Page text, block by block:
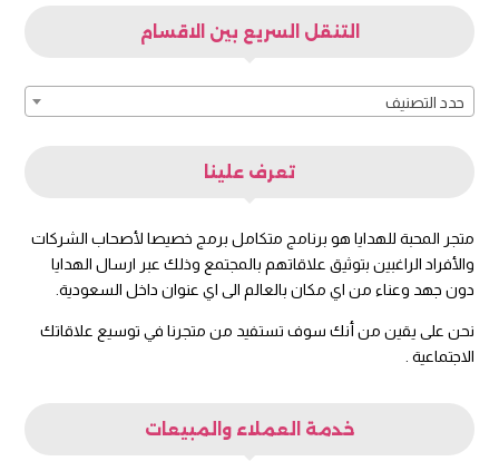
التنقل السريع بين الاقسام
حدد التصنيف
تعرف علينا
متجر المحبة للهدايا هو برنامج متكامل برمج خصيصا لأصحاب الشركات
والأفراد الراغبين بتوثيق علاقاتهم بالمجتمع وذلك عبر ارسال الهدايا
دون جهد وعناء من اي مكان بالعالم الى اي عنوان داخل السعودية.
نحن على يقين من أنك سوف تستفيد من متجرنا في توسيع علاقاتك
الاجتماعية .
خدمة العملاء والمبيعات